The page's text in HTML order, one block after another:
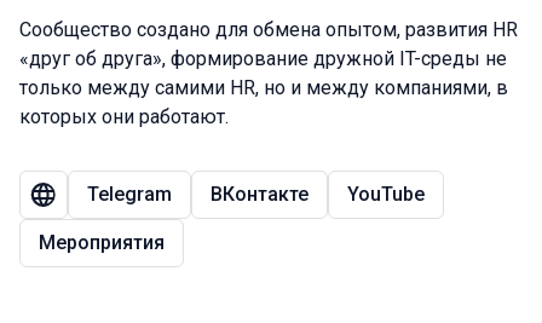
Сообщество создано для обмена опытом, развития HR
«друг об друга», формирование дружной IT-среды не
только между самими HR, но и между компаниями, в
которых они работают.
Telegram ВКонтакте YouTube
Мероприятия